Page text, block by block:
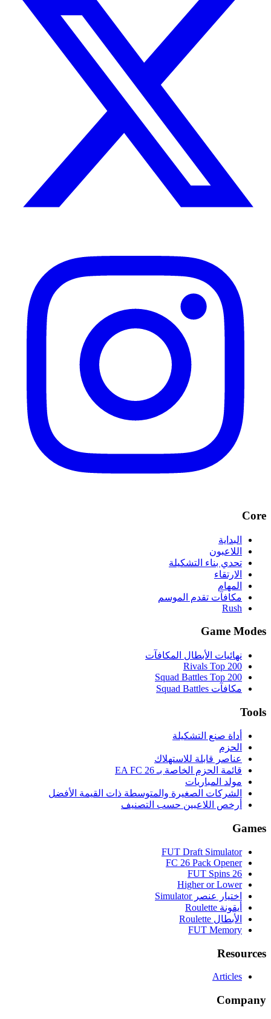
Core
البداية
اللاعبون
تحدي بناء التشكيلة
الارتقاء
المهام
مكافآت تقدم الموسم
Rush
Game Modes
نهائيات الأبطال المكافآت
Rivals Top 200
Squad Battles Top 200
مكافآت Squad Battles
Tools
أداة صنع التشكيلة
الحزم
عناصر قابلة للاستهلاك
قائمة الحزم الخاصة بـ EA FC 26
مولد المباريات
الشركات الصغيرة والمتوسطة ذات القيمة الأفضل
أرخص اللاعبين حسب التصنيف
Games
FUT Draft Simulator
FC 26 Pack Opener
FUT Spins 26
Higher or Lower
اختيار عنصر Simulator
أيقونة Roulette
الأبطال Roulette
FUT Memory
Resources
Articles
Company